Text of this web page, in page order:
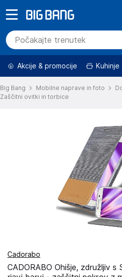
Akcije & promocije Kuhinje
Big Bang Mobilne naprave in foto
Zaščitni ovitki in torbice
Cadorabo
CADORABO Ohišje, združljiv